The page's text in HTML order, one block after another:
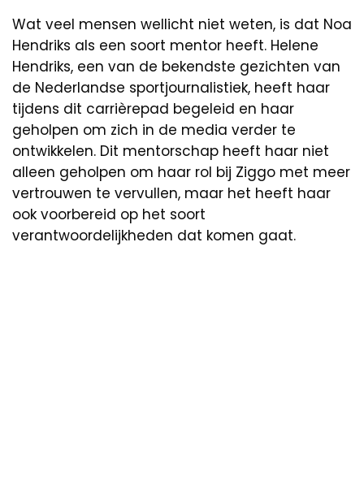
Wat veel mensen wellicht niet weten, is dat Noa
Hendriks als een soort mentor heeft. Helene
Hendriks, een van de bekendste gezichten van
de Nederlandse sportjournalistiek, heeft haar
tijdens dit carrièrepad begeleid en haar
geholpen om zich in de media verder te
ontwikkelen. Dit mentorschap heeft haar niet
alleen geholpen om haar rol bij Ziggo met meer
vertrouwen te vervullen, maar het heeft haar
ook voorbereid op het soort
verantwoordelijkheden dat komen gaat.